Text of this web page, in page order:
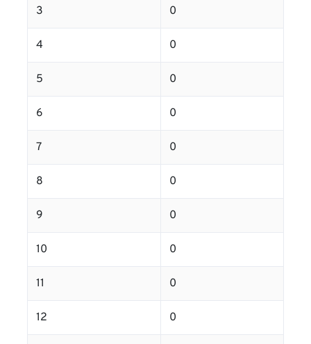
3 0
4 0
5 0
6 0
7 0
8 0
9 0
10 0
11 0
12 0